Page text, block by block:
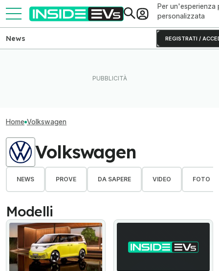
Per un'esperienza
personalizzata
REGISTRATI /
News
Home Volkswagen
Volkswagen
NEWS PROVE DA SAPERE VIDEO FOTO
Modelli